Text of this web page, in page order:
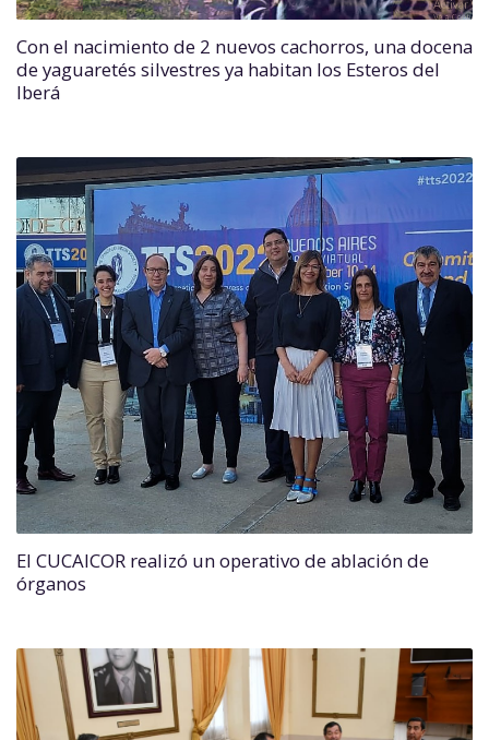
Con el nacimiento de 2 nuevos cachorros, una docena
de yaguaretés silvestres ya habitan los Esteros del
Iberá
El CUCAICOR realizó un operativo de ablación de
órganos